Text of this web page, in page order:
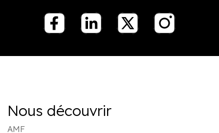
Nous découvrir
AMF